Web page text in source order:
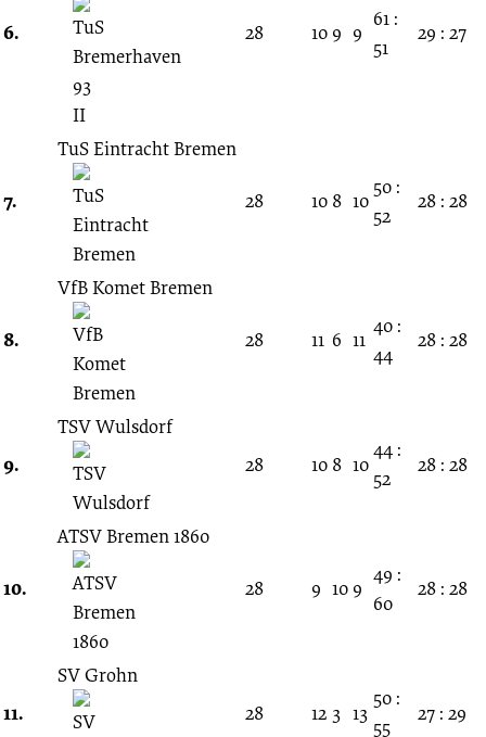
6. 28 10 9 9
61 :
51
29 : 27
7.
TuS Eintracht Bremen
28 10 8 10
50 :
52
28 : 28
8.
VfB Komet Bremen
28 11 6 11
40 :
44
28 : 28
9.
TSV Wulsdorf
28
10 8 10
44 :
52
28 : 28
10.
ATSV Bremen 1860
28 9 10 9
49 :
60
28 : 28
11.
SV Grohn
28
12 3 13
50 :
55
27 : 29